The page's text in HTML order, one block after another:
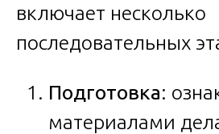
включает несколько
последовательных
Подготовка:
материалами